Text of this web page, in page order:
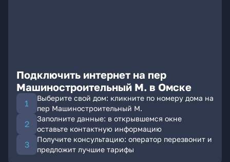
Подключить интернет на пер
Машиностроительный М. в Омске
Выберите свой дом: кликните по номеру дома на
пер Машиностроительный М.
Заполните данные: в открывшемся окне
оставьте контактную информацию
Получите консультацию: оператор перезвонит и
предложит лучшие тарифы